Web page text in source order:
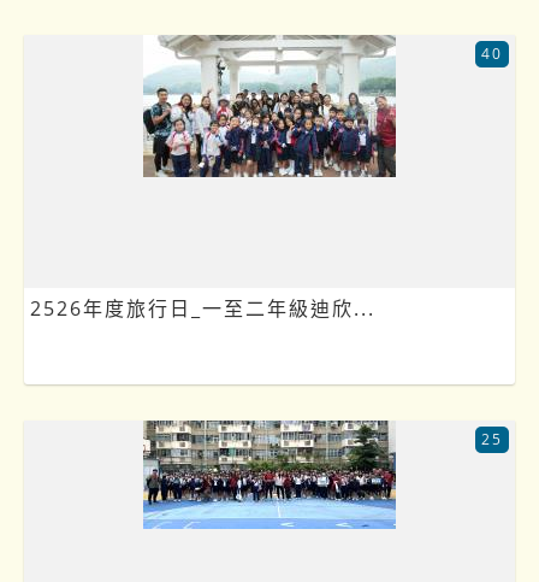
2526年度旅行日_一至二年級迪欣...
40
25